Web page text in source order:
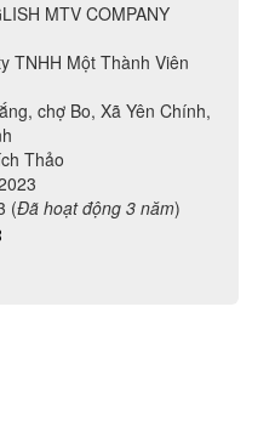
MTV COMPANY
TNHH Một Thành Viên
chợ Bo, Xã Yên Chính,
Thảo
(Đã hoạt động 3 năm)